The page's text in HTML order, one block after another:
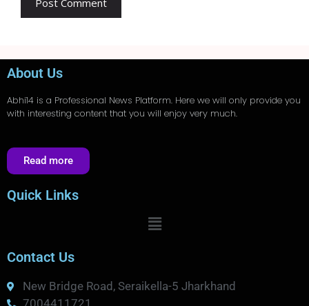
About Us
Abhi14 is a Professional News Platform. Here we will only provide you
with interesting content that you will enjoy very much.
Read more
Quick Links
Contact Us
New Bridge Road, Seraikella-5 Jharkhand